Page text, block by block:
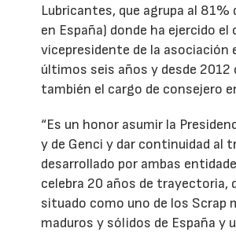
Lubricantes, que agrupa al 81%
en España) donde ha ejercido el
vicepresidente de la asociación
últimos seis años y desde
también el cargo de consejero
“Es un honor asumir la
y de Genci y dar continuidad al
desarrollado por ambas
celebra 20 años de trayectoria,
situado como uno de los Scrap
maduros y sólidos de España y